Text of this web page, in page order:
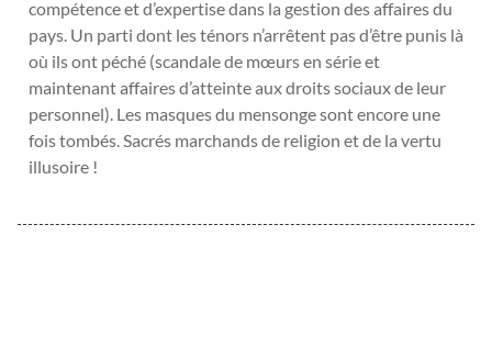
compétence et d’expertise dans la gestion des affaires du
pays. Un parti dont les ténors n’arrêtent pas d’être punis là
où ils ont péché (scandale de mœurs en série et
maintenant affaires d’atteinte aux droits sociaux de leur
personnel). Les masques du mensonge sont encore une
fois tombés. Sacrés marchands de religion et de la vertu
illusoire !